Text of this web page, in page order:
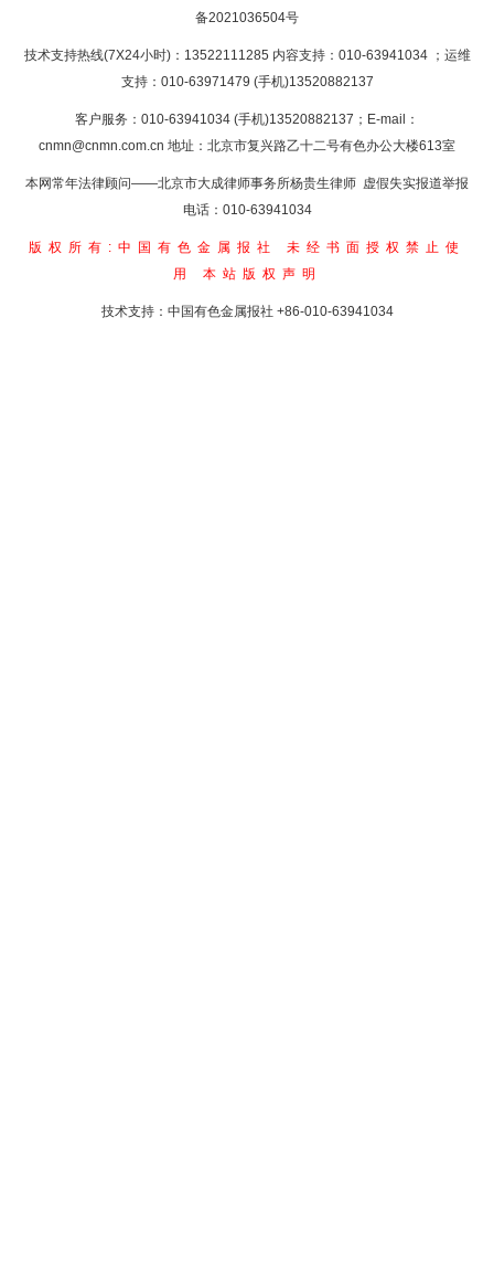
备2021036504号
技术支持热线(7X24小时)：13522111285 内容支持：010-63941034 ；运维
支持：010-63971479 (手机)13520882137
客户服务：010-63941034 (手机)13520882137；E-mail：
cnmn@cnmn.com.cn 地址：北京市复兴路乙十二号有色办公大楼613室
本网常年法律顾问——北京市大成律师事务所杨贵生律师 虚假失实报道举报
电话：010-63941034
版权所有:中国有色金属报社
未经书面授权禁止使
用 本站版权声明
技术支持：中国有色金属报社 +86-010-63941034